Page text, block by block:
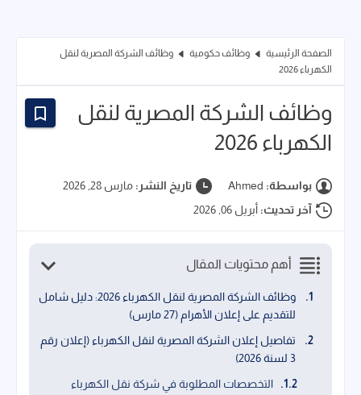
الصفحة الرئيسية وظائف حكومية
وظائف الشركة المصرية لنقل
الكهرباء 2026
وظائف الشركة المصرية لنقل
الكهرباء 2026
بواسطة: Ahmed تاريخ النشر: مارس 28, 2026
آخر تحديث: أبريل 06, 2026
أهم محتويات المقال
وظائف الشركة المصرية لنقل الكهرباء 2026: دليل شامل
للتقديم على إعلان الأهرام (27 مارس)
تفاصيل إعلان الشركة المصرية لنقل الكهرباء (إعلان رقم
3 لسنة 2026)
التخصصات المطلوبة في شركة نقل الكهرباء